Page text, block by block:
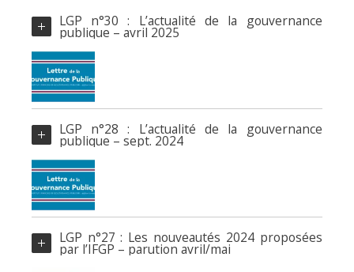
LGP n°30 : L’actualité de la gouvernance
publique – avril 2025
LGP n°28 : L’actualité de la gouvernance
publique – sept. 2024
LGP n°27 : Les nouveautés 2024 proposées
par l’IFGP – parution avril/mai